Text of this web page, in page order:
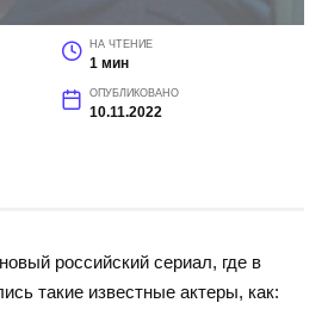
НА ЧТЕНИЕ
1 мин
ОПУБЛИКОВАНО
10.11.2022
российский сериал, где в
такие известные актеры, как: